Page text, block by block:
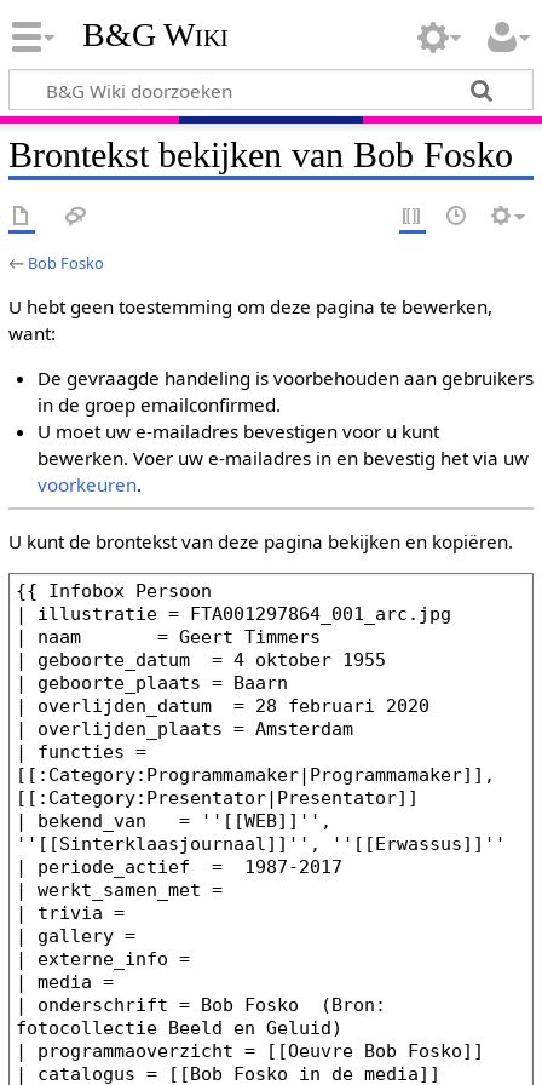
B&G Wiki
Brontekst bekijken van Bob Fosko
← Bob Fosko
U hebt geen toestemming om deze pagina te bewerken,
want:
De gevraagde handeling is voorbehouden aan gebruikers
in de groep emailconfirmed.
U moet uw e-mailadres bevestigen voor u kunt
bewerken. Voer uw e-mailadres in en bevestig het via uw
voorkeuren.
U kunt de brontekst van deze pagina bekijken en kopiëren.